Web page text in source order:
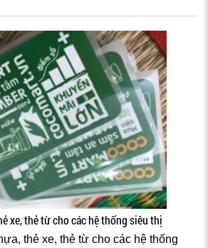
xe, thẻ từ cho các hệ thống siêu thị
thẻ xe, thẻ từ cho các hệ thống